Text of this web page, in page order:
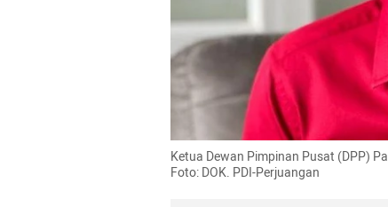
Ketua Dewan Pimpinan Pusat (DPP)
Foto: DOK. PDI-Perjuangan